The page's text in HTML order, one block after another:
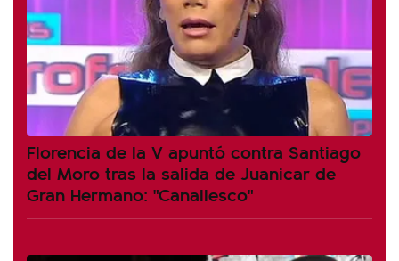
Florencia de la V apuntó contra Santiago
del Moro tras la salida de Juanicar de
Gran Hermano: "Canallesco"